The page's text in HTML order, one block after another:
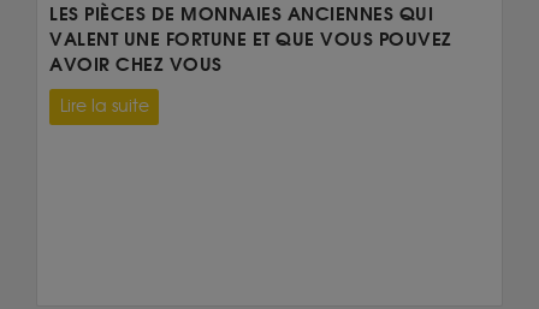
LES PIÈCES DE MONNAIES ANCIENNES QUI
VALENT UNE FORTUNE ET QUE VOUS POUVEZ
AVOIR CHEZ VOUS
Lire la suite